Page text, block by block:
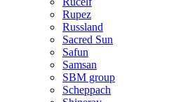
Rupez
Russland
Sacred Sun
Safun
Samsan
SBM group
Scheppach